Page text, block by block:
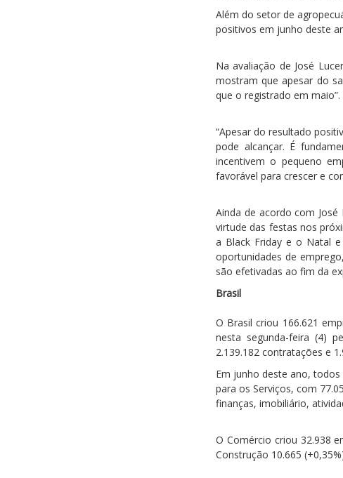
Além do setor de
positivos em junho deste
Na avaliação de José
mostram que apesar do
que o registrado em maio”.
“Apesar do resultado
pode alcançar. É
incentivem o pequeno
favorável para crescer e
Ainda de acordo com
virtude das festas nos
a Black Friday e o Natal
oportunidades de
são efetivadas ao fim da
Brasil
O Brasil criou 166.621
nesta segunda-feira (4)
2.139.182 contratações e
Em junho deste ano,
para os Serviços, com
finanças, imobiliário,
O Comércio criou 32.938
Construção 10.665